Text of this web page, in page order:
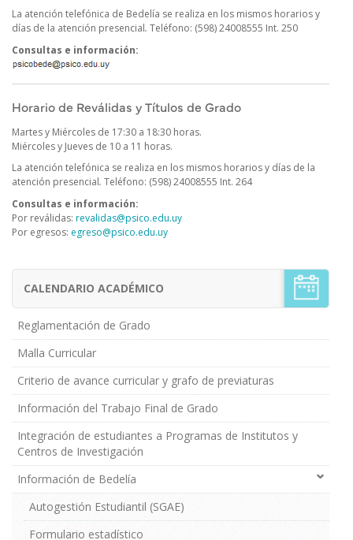
La atención telefónica de Bedelía se realiza en los mismos horarios y
días de la atención presencial. Teléfono: (598) 24008555 Int. 250
Consultas e información:
Horario de Reválidas y Títulos de Grado
Martes y Miércoles de 17:30 a 18:30 horas.
Miércoles y Jueves de 10 a 11 horas.
La atención telefónica se realiza en los mismos horarios y días de la
atención presencial. Teléfono: (598) 24008555 Int. 264
Consultas e información:
Por reválidas: revalidas@psico.edu.uy
Por egresos: egreso@psico.edu.uy
Menú
Estudiantes
de
Grado
CALENDARIO ACADÉMICO
Reglamentación de Grado
Malla Curricular
Criterio de avance curricular y grafo de previaturas
Información del Trabajo Final de Grado
Integración de estudiantes a Programas de Institutos y
Centros de Investigación
Información de Bedelía
Autogestión Estudiantil (SGAE)
Formulario estadístico